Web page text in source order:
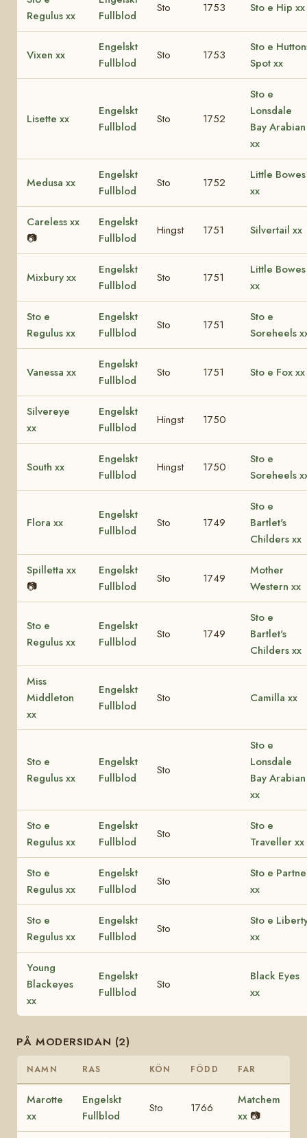
Regulus xx
Fullblod
Sto 1753 Sto e Hip xx
Vixen xx
Engelskt
Fullblod
Sto 1753
Sto e
Spot xx
Lisette xx
Engelskt
Fullblod
Sto 1752
Sto e
Lonsdale
Bay Arabian
xx
Medusa xx
Engelskt
Fullblod
Sto 1752
Little Bowes
xx
Careless xx
📷
Engelskt
Fullblod
Hingst 1751 Silvertail xx
Mixbury xx
Engelskt
Fullblod
Sto 1751
Little Bowes
xx
Sto e
Regulus xx
Engelskt
Fullblod
Sto 1751
Sto e
Soreheels
Vanessa xx
Engelskt
Fullblod
Sto 1751 Sto e Fox xx
Silvereye
xx
Engelskt
Fullblod
Hingst 1750
South xx
Engelskt
Fullblod
Hingst 1750
Sto e
Soreheels
Flora xx
Engelskt
Fullblod
Sto 1749
Sto e
Bartlet's
Childers xx
Spilletta xx
📷
Engelskt
Fullblod
Sto 1749
Mother
Western xx
Sto e
Regulus xx
Engelskt
Fullblod
Sto 1749
Sto e
Bartlet's
Childers xx
Miss
Middleton
xx
Engelskt
Fullblod
Sto Camilla xx
Sto e
Regulus xx
Engelskt
Fullblod
Sto
Sto e
Lonsdale
Bay Arabian
xx
Sto e
Regulus xx
Engelskt
Fullblod
Sto
Sto e
Traveller xx
Sto e
Regulus xx
Engelskt
Fullblod
Sto
Sto e
xx
Sto e
Regulus xx
Engelskt
Fullblod
Sto
Sto e
xx
Young
Blackeyes
xx
Engelskt
Fullblod
Sto
Black Eyes
xx
PÅ MODERSIDAN (2)
NAMN RAS KÖN FÖDD FAR
Marotte
xx
Engelskt
Fullblod
Sto 1766
Matchem
xx 📷